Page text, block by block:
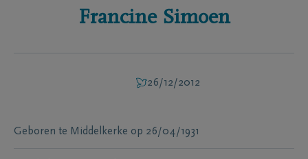
Francine Simoen
26/12/2012
Geboren te Middelkerke op 26/04/1931